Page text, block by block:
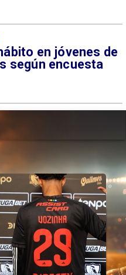
en jóvenes de
según encuesta